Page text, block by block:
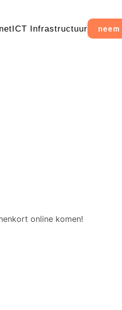
ICT Infrastructuur
online komen!